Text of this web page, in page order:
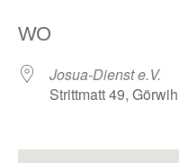
WO
Josua-Dienst e.V.
Strittmatt 49,